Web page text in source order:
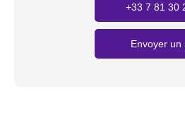
+33 7 81 30
Envoyer un